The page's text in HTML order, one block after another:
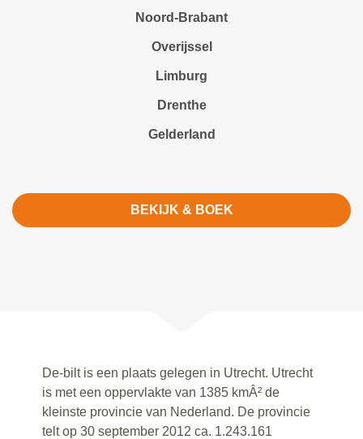
Noord-Brabant
Overijssel
Limburg
Drenthe
Gelderland
BEKIJK & BOEK
De-bilt is een plaats gelegen in Utrecht. Utrecht
is met een oppervlakte van 1385 kmÂ² de
kleinste provincie van Nederland. De provincie
telt op 30 september 2012 ca. 1.243.161